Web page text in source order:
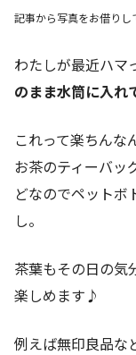
記事から写真をお借りし
わたしが最近ハマ
のまま水筒に入れ
これって楽ちんな
お茶のティーバッ
どなのでペットボ
し。
茶葉もその日の気
楽しめます♪
例えば無印良品な